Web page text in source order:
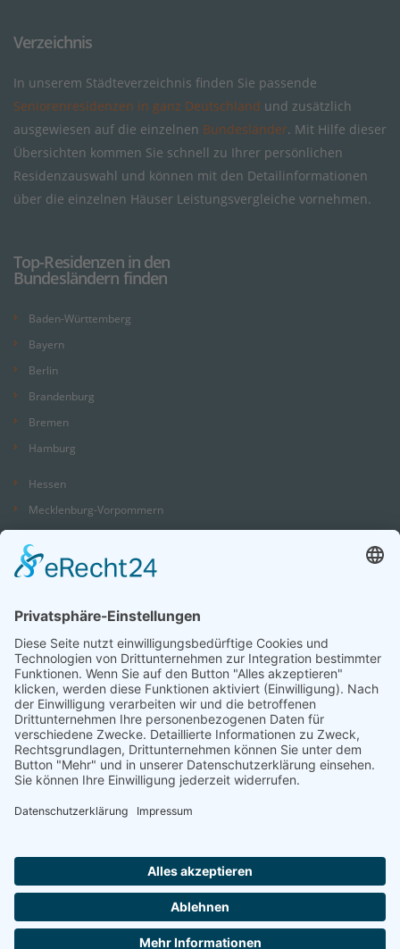
Verzeichnis
In unserem Städteverzeichnis finden Sie passende
Seniorenresidenzen in ganz Deutschland und zusätzlich
ausgewiesen auf die einzelnen Bundesländer. Mit Hilfe dieser
Übersichten kommen Sie schnell zu Ihrer persönlichen
Residenzauswahl und können mit den Detailinformationen
über die einzelnen Häuser Leistungsvergleiche vornehmen.
Top-Residenzen in den
Bundesländern finden
Baden-Württemberg
Bayern
Berlin
Brandenburg
Bremen
Hamburg
Hessen
Mecklenburg-Vorpommern
Niedersachsen
Nordrhein-Westfalen
Saarland
Sachsen
Sachsen-Anhalt
Schleswig-Holstein
Thüringen
Informationen für Anbieter Nutzungsbedingungen
Datenschutz